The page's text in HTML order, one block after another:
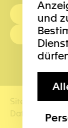
Sitemap
und